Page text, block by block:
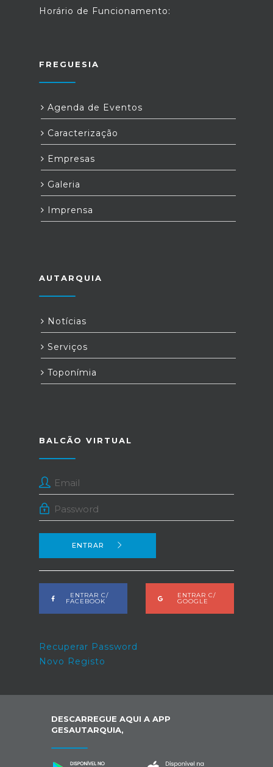
Horário de Funcionamento:
FREGUESIA
Agenda de Eventos
Caracterização
Empresas
Galeria
Imprensa
AUTARQUIA
Notícias
Serviços
Toponímia
BALCÃO VIRTUAL
ENTRAR
ENTRAR C/
FACEBOOK
ENTRAR C/
GOOGLE
Recuperar Password
Novo Registo
DESCARREGUE AQUI A APP
GESAUTARQUIA,